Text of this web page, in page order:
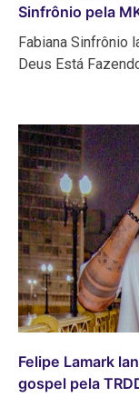
Sinfrônio pela
Fabiana Sinfrônio
Deus Está
Felipe Lamark
gospel pela